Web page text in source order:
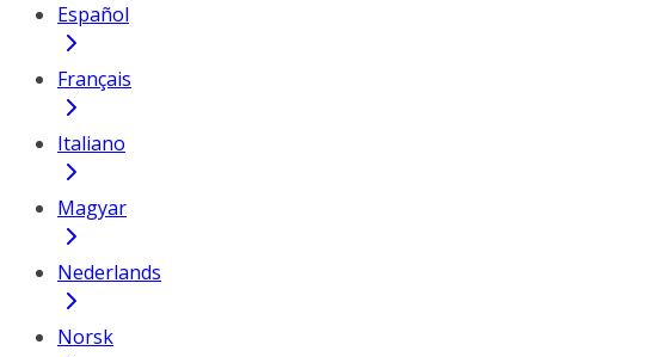
Español
Français
Italiano
Magyar
Nederlands
Norsk